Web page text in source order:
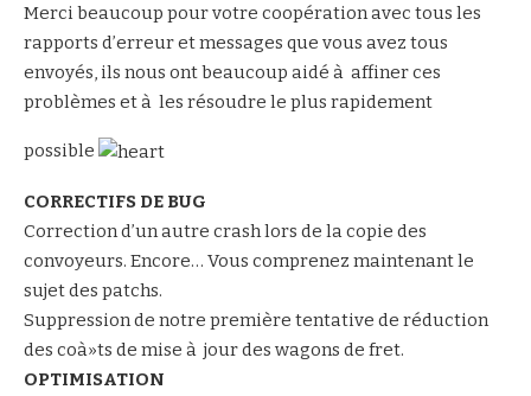
Merci beaucoup pour votre coopération avec tous les
rapports d’erreur et messages que vous avez tous
envoyés, ils nous ont beaucoup aidé à affiner ces
problèmes et à les résoudre le plus rapidement
possible
CORRECTIFS DE BUG
Correction d’un autre crash lors de la copie des
convoyeurs. Encore… Vous comprenez maintenant le
sujet des patchs.
Suppression de notre première tentative de réduction
des coà»ts de mise à jour des wagons de fret.
OPTIMISATION